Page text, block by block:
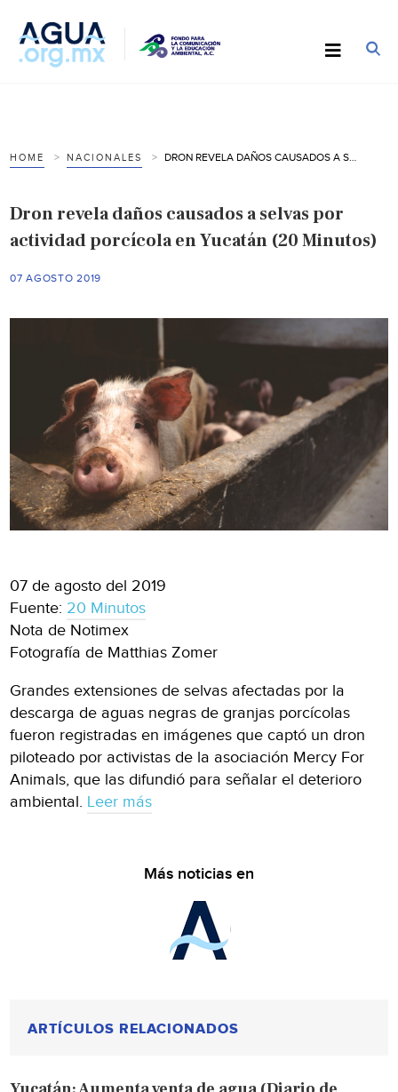
HOME NACIONALES
Dron revela daños causados a selvas por
actividad porcícola en Yucatán (20 Minutos)
07 AGOSTO 2019
07 de agosto del 2019
Fuente: 20 Minutos
Nota de Notimex
Fotografía de Matthias Zomer
Grandes extensiones de selvas afectadas por la
descarga de aguas negras de granjas porcícolas
fueron registradas en imágenes que captó un dron
piloteado por activistas de la asociación Mercy For
Animals, que las difundió para señalar el deterioro
ambiental. Leer más
Más noticias en
ARTÍCULOS RELACIONADOS